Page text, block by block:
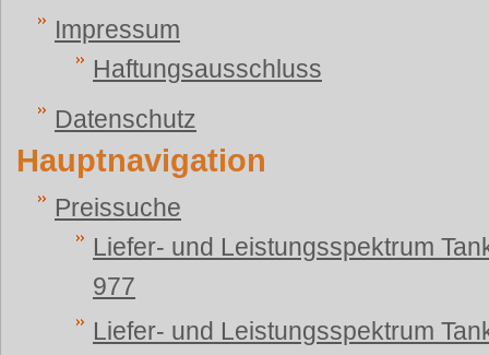
Impressum
Haftungsausschluss
Datenschutz
Hauptnavigation
Preissuche
Liefer- und Leistungsspektrum
977
Liefer- und Leistungsspektrum